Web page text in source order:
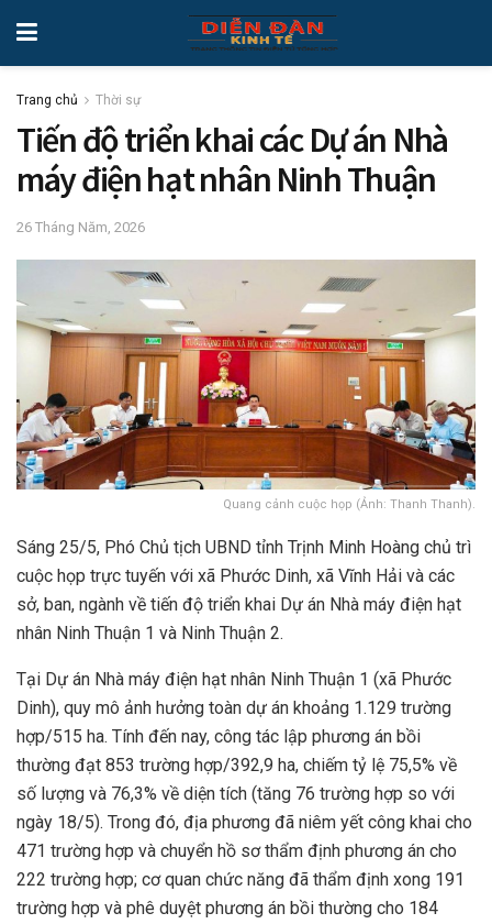
Trang chủ Thời sự
Tiến độ triển khai các Dự án Nhà
máy điện hạt nhân Ninh Thuận
26 Tháng Năm, 2026
Quang cảnh cuộc họp (Ảnh: Thanh Thanh).
Sáng 25/5, Phó Chủ tịch UBND tỉnh Trịnh Minh Hoàng chủ trì
cuộc họp trực tuyến với xã Phước Dinh, xã Vĩnh Hải và các
sở, ban, ngành về tiến độ triển khai Dự án Nhà máy điện hạt
nhân Ninh Thuận 1 và Ninh Thuận 2.
Tại Dự án Nhà máy điện hạt nhân Ninh Thuận 1 (xã Phước
Dinh), quy mô ảnh hưởng toàn dự án khoảng 1.129 trường
hợp/515 ha. Tính đến nay, công tác lập phương án bồi
thường đạt 853 trường hợp/392,9 ha, chiếm tỷ lệ 75,5% về
số lượng và 76,3% về diện tích (tăng 76 trường hợp so với
ngày 18/5). Trong đó, địa phương đã niêm yết công khai cho
471 trường hợp và chuyển hồ sơ thẩm định phương án cho
222 trường hợp; cơ quan chức năng đã thẩm định xong 191
trường hợp và phê duyệt phương án bồi thường cho 184